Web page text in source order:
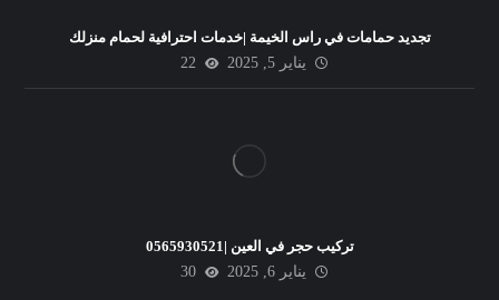
تجديد حمامات في راس الخيمة |خدمات احترافية لحمام منزلك
يناير 5, 2025
22
تركيب حجر في العين |0565930521
يناير 6, 2025
30